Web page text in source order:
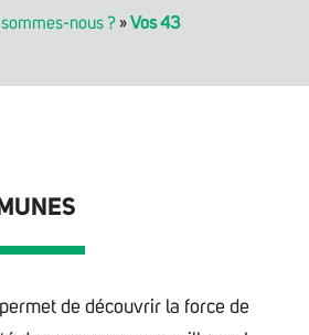
nous ?»Vos 43
de découvrir la force de